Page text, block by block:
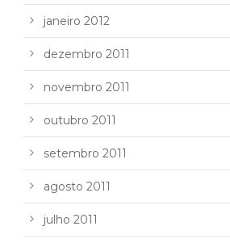
janeiro 2012
dezembro 2011
novembro 2011
outubro 2011
setembro 2011
agosto 2011
julho 2011